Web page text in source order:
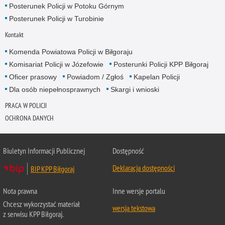
Posterunek Policji w Potoku Górnym
Posterunek Policji w Turobinie
Kontakt
Komenda Powiatowa Policji w Biłgoraju
Komisariat Policji w Józefowie
Posterunki Policji KPP Biłgoraj
Oficer prasowy
Powiadom / Zgłoś
Kapelan Policji
Dla osób niepełnosprawnych
Skargi i wnioski
PRACA W POLICJI
OCHRONA DANYCH
Biuletyn Informacji Publicznej
BIP KPP Biłgoraj
Dostępność
Deklaracja dostępności
Nota prawna
Chcesz wykorzystać materiał
z serwisu KPP Biłgoraj.
Inne wersje portalu
wersja tekstowa